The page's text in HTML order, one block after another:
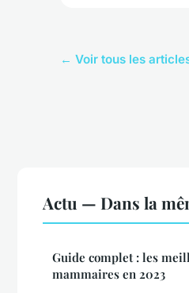
← Voir tous les
Actu — Dans la
Guide complet : les
mammaires en 2023